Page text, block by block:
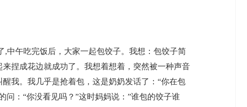
中午吃完饭后，大家一起包饺子。我想：包饺子简
捏成花边就成功了。我想着想着，突然被一种声音
我。我几乎是抢着包，这是奶奶发话了：“你在包
：“你没看见吗？”这时妈妈说：”谁包的饺子谁